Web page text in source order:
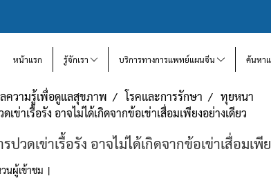
หน้าแรก รู้จักเรา บริการทางการแพทย์แผนจีน ค้นหา
ความรู้เพื่อดูแลสุขภาพ โรคและการรักษา
ทุยหนา
าเรื้อรัง อาจไม่ได้เกิดจากข้อเข่าเสื่อมเพียงอย่างเดียว
ดเข่าเรื้อรัง อาจไม่ได้เกิดจากข้อเข่าเสื่อมเพี
นผู้เข้าชม |